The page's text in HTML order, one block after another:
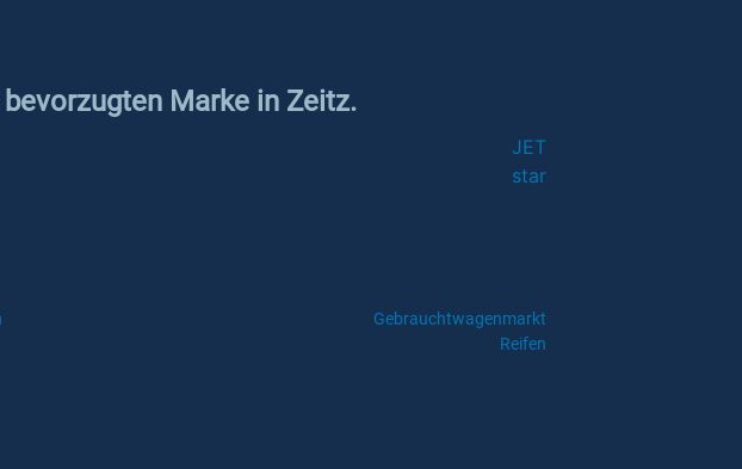
Marke in Zeitz.
JET
star
Gebrauchtwagenmarkt
Reifen